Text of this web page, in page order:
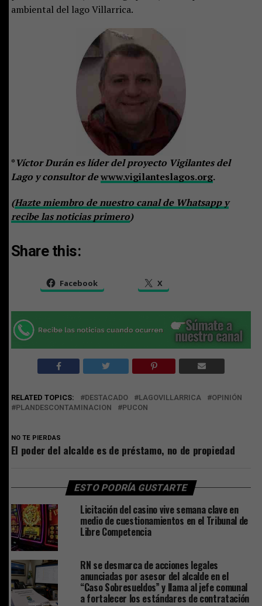
ambiental del lago Villarrica.
*Víctor Durán es líder del proyecto Vigilantes del
Lago y consultor dewww.vigilanteslagos.org.
(Hazte miembro de nuestro canal de Whatsapp y
recibe las noticias primero)
Share this:
Facebook X
RELATED TOPICS: DESTACADO LAGOVILLARRICA
OPINIÓN
PLANDESCONTAMINACION
PUCON
NO TE PIERDAS
El poder del alcalde es de préstamo, no de propiedad
ESTO PODRÍA GUSTARTE
Licitación del casino vive semana clave en
medio de cuestionamientos en el Tribunal de
Libre Competencia
RN se desmarca de acciones legales
anunciadas por asesor del alcalde en el
“Caso Sobresueldos” y llama al jefe comunal
a fortalecer los estándares de contratación